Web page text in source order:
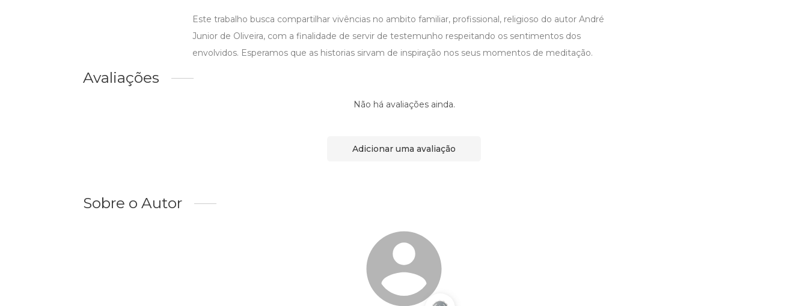
Este trabalho busca compartilhar vivências no ambito familiar, profissional, religioso do autor André
Junior de Oliveira, com a finalidade de servir de testemunho respeitando os sentimentos dos
envolvidos. Esperamos que as historias sirvam de inspiração nos seus momentos de meditação.
Avaliações
Não há avaliações ainda.
Adicionar uma avaliação
Sobre o Autor